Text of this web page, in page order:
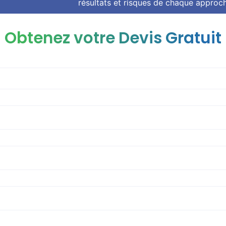
résultats et risques de chaque
Obtenez votre Devis Gratuit